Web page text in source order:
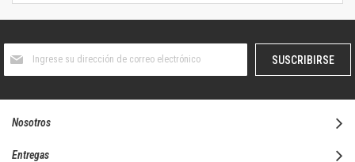
boletín
SUSCRIBIRSE
Nosotros
Entregas